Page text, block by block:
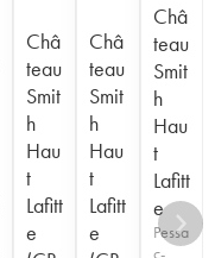
Châ
teau
Smit
h
Hau
t
Lafitt
e
Châ
teau
Smit
h
Hau
t
Lafitt
e
Châ
teau
Smit
h
Hau
t
Lafitt
e
Pessa
c-